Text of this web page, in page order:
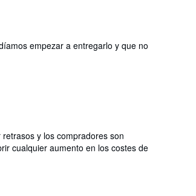
empezar a entregarlo y que no
y los compradores son
cualquier aumento en los costes de